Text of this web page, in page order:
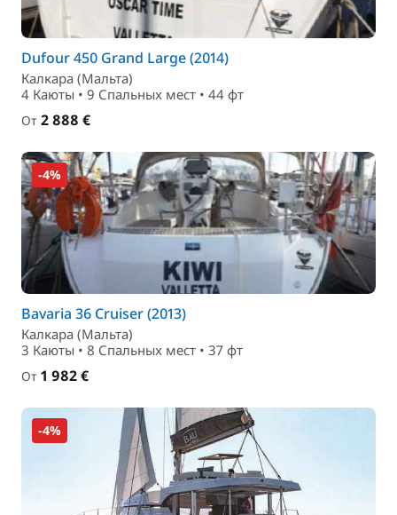
Dufour 450 Grand Large (2014)
Калкара (Мальта)
4 Каюты • 9 Спальныx мест • 44 фт
От 2 888 €
-4%
Bavaria 36 Cruiser (2013)
Калкара (Мальта)
3 Каюты • 8 Спальныx мест • 37 фт
От 1 982 €
-4%